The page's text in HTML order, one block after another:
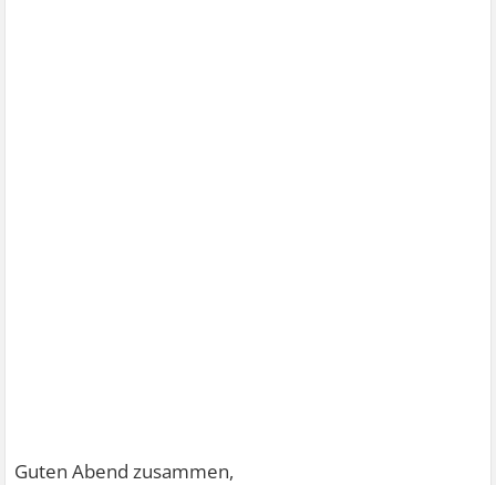
Guten Abend zusammen,